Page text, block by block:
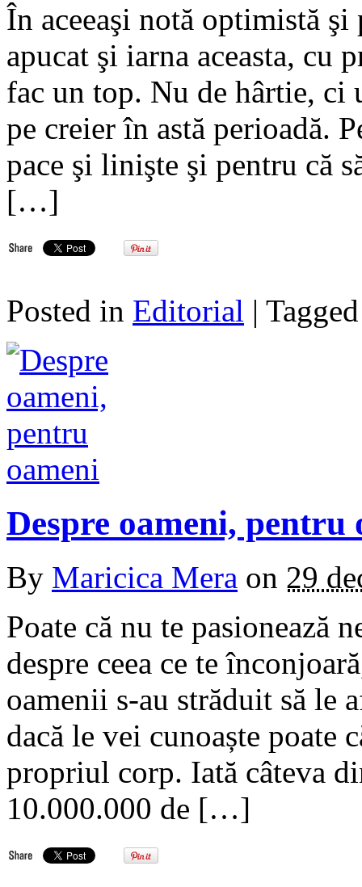
În aceeaşi notă optimistă
apucat şi iarna aceasta,
fac un top. Nu de hârtie, ci
pe creier în astă perioadă.
pace şi linişte şi pentru că
[…]
Posted in Editorial |
Despre oameni, pentru
By Maricica Mera on 29
Poate că nu te pasionează
despre ceea ce te
oamenii s-au străduit să le
dacă le vei cunoaște
propriul corp. Iată câteva
10.000.000 de […]